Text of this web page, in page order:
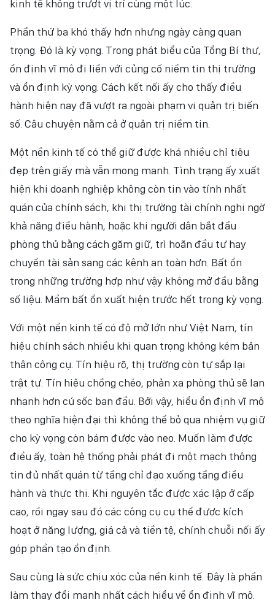
kinh tế không trượt vị trí cùng một lúc.
Phần thứ ba khó thấy hơn nhưng ngày càng quan
trọng. Đó là kỳ vọng. Trong phát biểu của Tổng Bí thư,
ổn định vĩ mô đi liền với củng cố niềm tin thị trường
và ổn định kỳ vọng. Cách kết nối ấy cho thấy điều
hành hiện nay đã vượt ra ngoài phạm vi quản trị biến
số. Câu chuyện nằm cả ở quản trị niềm tin.
Một nền kinh tế có thể giữ được khá nhiều chỉ tiêu
đẹp trên giấy mà vẫn mong manh. Tình trạng ấy xuất
hiện khi doanh nghiệp không còn tin vào tính nhất
quán của chính sách, khi thị trường tài chính nghi ngờ
khả năng điều hành, hoặc khi người dân bắt đầu
phòng thủ bằng cách găm giữ, trì hoãn đầu tư hay
chuyển tài sản sang các kênh an toàn hơn. Bất ổn
trong những trường hợp như vậy không mở đầu bằng
số liệu. Mầm bất ổn xuất hiện trước hết trong kỳ vọng.
Với một nền kinh tế có độ mở lớn như Việt Nam, tín
hiệu chính sách nhiều khi quan trọng không kém bản
thân công cụ. Tín hiệu rõ, thị trường còn tự sắp lại
trật tự. Tín hiệu chồng chéo, phản xạ phòng thủ sẽ lan
nhanh hơn cú sốc ban đầu. Bởi vậy, hiểu ổn định vĩ mô
theo nghĩa hiện đại thì không thể bỏ qua nhiệm vụ giữ
cho kỳ vọng còn bám được vào neo. Muốn làm được
điều ấy, toàn hệ thống phải phát đi một mạch thông
tin đủ nhất quán từ tầng chỉ đạo xuống tầng điều
hành và thực thi. Khi nguyên tắc được xác lập ở cấp
cao, rồi ngay sau đó các công cụ cụ thể được kích
hoạt ở năng lượng, giá cả và tiền tệ, chính chuỗi nối ấy
góp phần tạo ổn định.
Sau cùng là sức chịu xóc của nền kinh tế. Đây là phần
làm thay đổi mạnh nhất cách hiểu về ổn định vĩ mô.